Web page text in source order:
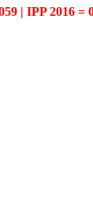
| IPP 2016